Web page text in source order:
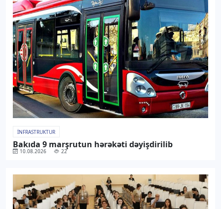
İNFRASTRUKTUR
Bakıda 9 marşrutun hərəkəti dəyişdirilib
10.08.2026 22